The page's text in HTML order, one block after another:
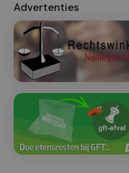
Advertenties